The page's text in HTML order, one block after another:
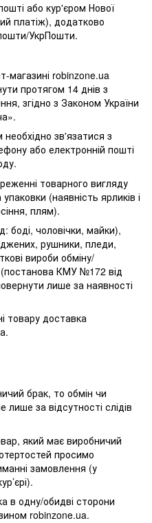
або кур'єром Нової
платіж), додатково
УкрПошти.
магазині robinzone.ua
протягом 14 днів з
згідно з Законом України
зв'язатися з
або електронній пошті
товарного вигляду
(наявність ярликів і
плям).
боді, чоловічки, майки),
рушники, пледи,
вироби обміну/
КМУ №172 від
лише за наявності
товару доставка
брак, то обмін чи
за відсутності слідів
який має виробничий
просимо
замовлення (у
в одну/обидві сторони
robinzone.ua.